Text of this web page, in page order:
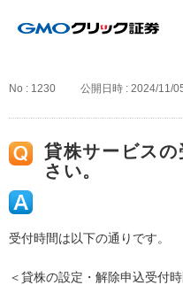
No : 1230 公開日時 : 2024/11/
貸株サービス
さい。
受付時間は以下の通りです。
＜貸株の設定・解除申込受付時